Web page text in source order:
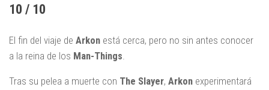
10 / 10
El fin del viaje de Arkon está cerca, pero no sin antes conocer
a la reina de los Man-Things
Tras su pelea a muerte con The Slayer, Arkon experimentará